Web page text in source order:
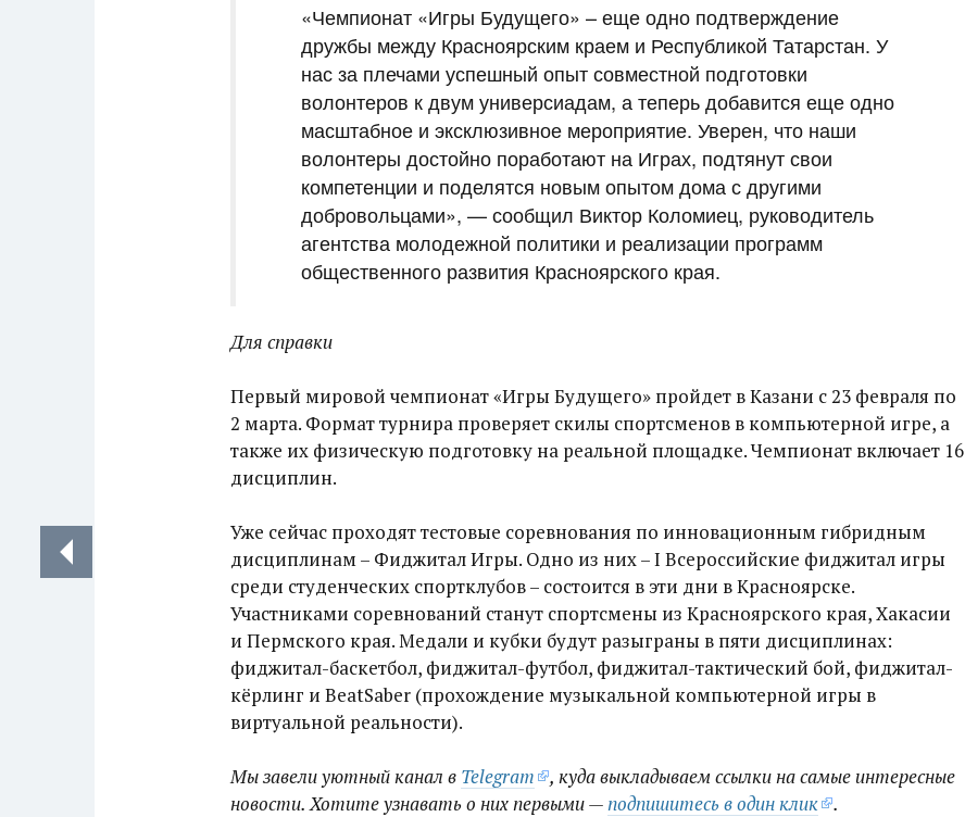
«Чемпионат «Игры Будущего» – еще одно подтверждение
дружбы между Красноярским краем и Республикой Татарстан. У
нас за плечами успешный опыт совместной подготовки
волонтеров к двум универсиадам, а теперь добавится еще одно
масштабное и эксклюзивное мероприятие. Уверен, что наши
волонтеры достойно поработают на Играх, подтянут свои
компетенции и поделятся новым опытом дома с другими
добровольцами», — сообщил Виктор Коломиец, руководитель
агентства молодежной политики и реализации программ
общественного развития Красноярского края.
Для справки
Первый мировой чемпионат «Игры Будущего» пройдет в Казани с 23 февраля по
2 марта. Формат турнира проверяет скилы спортсменов в компьютерной игре, а
также их физическую подготовку на реальной площадке. Чемпионат включает 16
дисциплин.
Уже сейчас проходят тестовые соревнования по инновационным гибридным
дисциплинам – Фиджитал Игры. Одно из них – I Всероссийские фиджитал игры
среди студенческих спортклубов – состоится в эти дни в Красноярске.
Участниками соревнований станут спортсмены из Красноярского края, Хакасии
и Пермского края. Медали и кубки будут разыграны в пяти дисциплинах:
фиджитал-баскетбол, фиджитал-футбол, фиджитал-тактический бой, фиджитал-
кёрлинг и BeatSaber (прохождение музыкальной компьютерной игры в
виртуальной реальности).
Мы завели уютный канал в Telegram
, куда выкладываем ссылки на самые интересные
новости. Хотите узнавать о них первыми — подпишитесь в один клик .